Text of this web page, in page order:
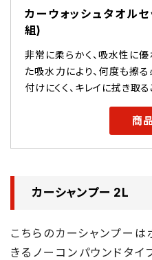
カーウォッシュタオル
組)
非常に柔らかく、吸水性に
た吸水力により、何度も擦
付けにくく、キレイに拭き取る
商
カーシャンプー 2L
こちらのカーシャンプー
きるノーコンパウンドタ